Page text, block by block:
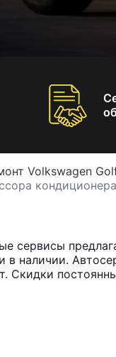
Volkswagen
сервисы
в наличии.
Скидки